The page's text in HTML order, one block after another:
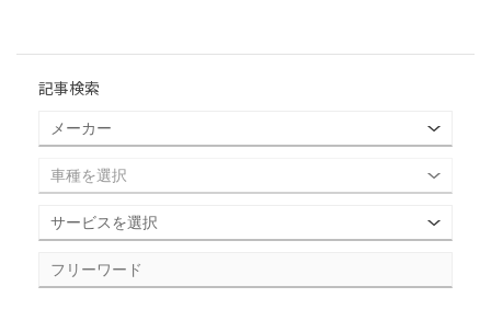
記事検索